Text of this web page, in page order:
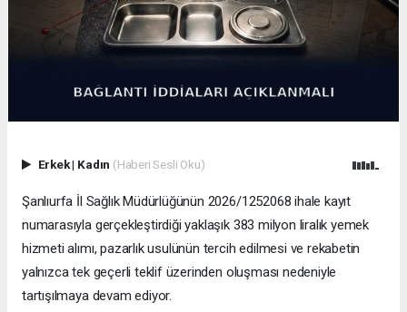
Erkek| Kadın (Haberi Sesli Oku)
Şanlıurfa İl Sağlık Müdürlüğünün 2026/1252068 ihale kayıt
numarasıyla gerçekleştirdiği yaklaşık 383 milyon liralık yemek
hizmeti alımı, pazarlık usulünün tercih edilmesi ve rekabetin
yalnızca tek geçerli teklif üzerinden oluşması nedeniyle
tartışılmaya devam ediyor.